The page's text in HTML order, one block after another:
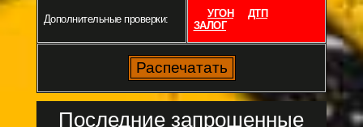
Дополнительные проверки: УГОН
ДТП
ЗАЛОГ
Последние запрошенные